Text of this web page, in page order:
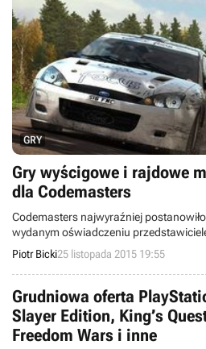
GRY
Gry wyścigowe i rajdowe
dla Codemasters
Codemasters najwyraźniej
wydanym oświadczeniu
spółka zamierza skoncentrować się na
wyścigowych, jednocześnie
mobilną karciankę Battle Decks.
Piotr Bicki25 listopada 2015 19:55
Grudniowa oferta
Slayer Edition, King’s
Freedom Wars i inne